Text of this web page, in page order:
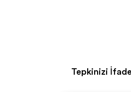
Tepkinizi